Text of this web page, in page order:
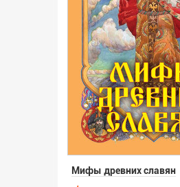
Мифы древних славян